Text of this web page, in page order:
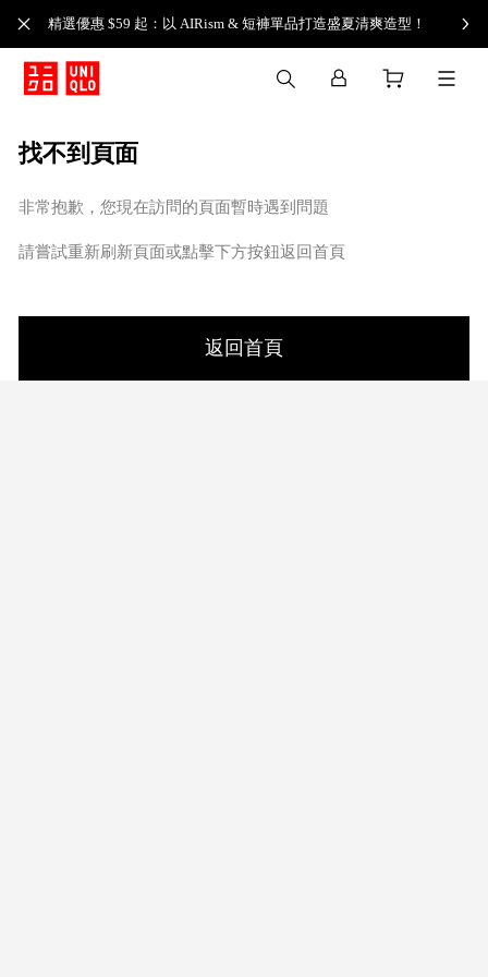
精選優惠 $59 起：以 AIRism & 短褲單品打造盛夏清爽造型！
找不到頁面
非常抱歉，您現在訪問的頁面暫時遇到問題
請嘗試重新刷新頁面或點擊下方按鈕返回首頁
返回首頁